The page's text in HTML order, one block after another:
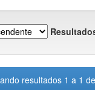
resultados 1 a 1